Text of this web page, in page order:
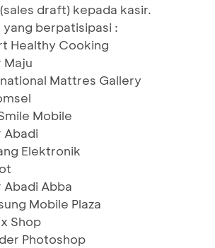
draft) kepada kasir.
berpatisipasi :
Healthy Cooking
Maju
Mattres Gallery
Mobile
Abadi
Elektronik
Abadi Abba
Mobile Plaza
Shop
Photoshop